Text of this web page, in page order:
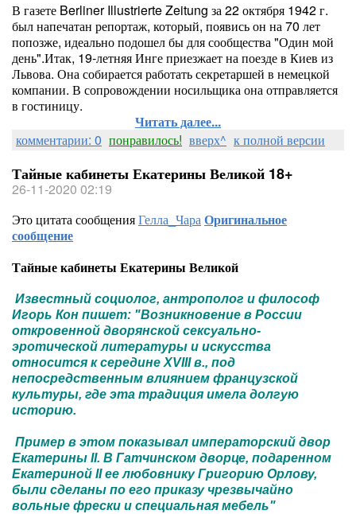
В газете Berliner Illustrierte Zeitung за 22 октября 1942 г.
был напечатан репортаж, который, появись он на 70 лет
попозже, идеально подошел бы для сообщества "Один мой
день".Итак, 19-летняя Инге приезжает на поезде в Киев из
Львова. Она собирается работать секретаршей в немецкой
компании. В сопровождении носильщика она отправляется
в гостиницу.
Читать далее...
комментарии: 0 понравилось! вверх^ к полной версии
Тайные кабинеты Екатерины Великой 18+
26-11-2020 02:19
Это цитата сообщенияГелла_ЧараОригинальное
сообщение
Тайные кабинеты Екатерины Великой
Известный социолог, антрополог и философ
Игорь Кон пишет: "Возникновение в России
откровенной дворянской сексуально-
эротической литературы и искусства
относится к середине XVIII в., под
непосредственным влиянием французской
культуры, где эта традиция имела долгую
историю.
Пример в этом показывал императорский двор
Екатерины II. В Гатчинском дворце, подаренном
Екатериной II ее любовнику Григорию Орлову,
были сделаны по его приказу чрезвычайно
вольные фрески и специальная мебель"